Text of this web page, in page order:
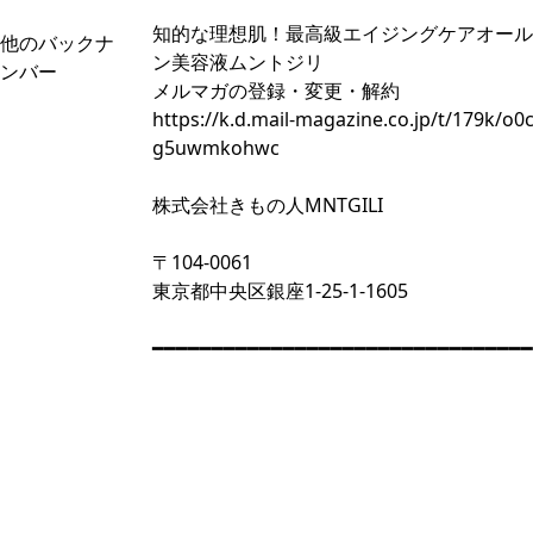
他のバックナ
ンバー
知的な理想肌！最高級エイジングケアオー
ン美容液ムントジリ
メルマガの登録・変更・解約
https://k.d.mail-magazine.co.jp/t/179k/
g5uwmkohwc
株式会社きもの人MNTGILI
〒104-0061
東京都中央区銀座1-25-1-1605